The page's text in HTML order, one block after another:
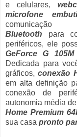
e celulares,
microfone
comunicação
Bluetooth para
periféricos, ele
GeForce G 105M
Dedicada para
gráficos,conexão
em alta definição
conexão de
autonomia média
Home Premium
sua casa pronto